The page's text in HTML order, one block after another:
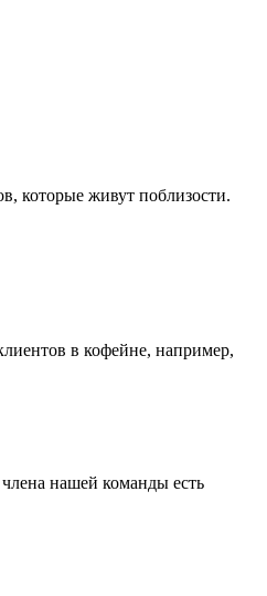
которые живут поблизости.
в кофейне, например,
нашей команды есть